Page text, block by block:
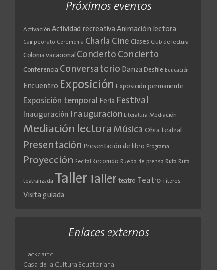
Próximos eventos
Activación Actividad recreativa Animación lectora
Campeonato Ceremonia Charla Cine Clases Club de lectura
Colonia vacacional Concierto Concierto
Conferencia Conversatorio Danza Desfile Educación
Encuentro Exposición Exposición permanente
Exposición temporal Feria Festival
Inauguración Inauguración Literatura Mediación
Mediación lectora Música Obra teatral
Presentación Presentación de libro Programa
Proyección Recital Recorrido Rueda de prensa Ruta Ruta
teatralizada TallerTaller teatro Teatro Títeres
Visita guiada
Enlaces externos
Hackearte
Casa de la Cultura Ecuatoriana